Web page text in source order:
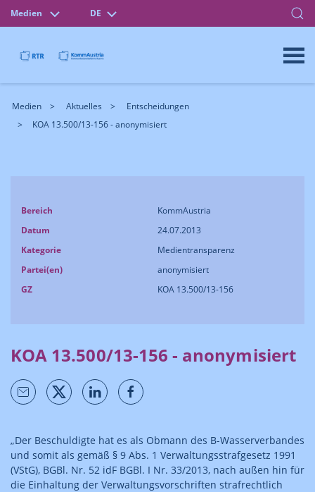
Medien DE
Medien Aktuelles
Entscheidungen
KOA 13.500/13-156 - anonymisiert
Bereich
KommAustria
Datum
24.07.2013
Kategorie
Medientransparenz
Partei(en)
anonymisiert
GZ
KOA 13.500/13-156
KOA 13.500/13-156 - anonymisiert
„Der Beschuldigte hat es als Obmann des B-Wasserverbandes
und somit als gemäß § 9 Abs. 1 Verwaltungsstrafgesetz 1991
(VStG), BGBl. Nr. 52 idF BGBl. I Nr. 33/2013, nach außen hin für
die Einhaltung der Verwaltungsvorschriften strafrechtlich